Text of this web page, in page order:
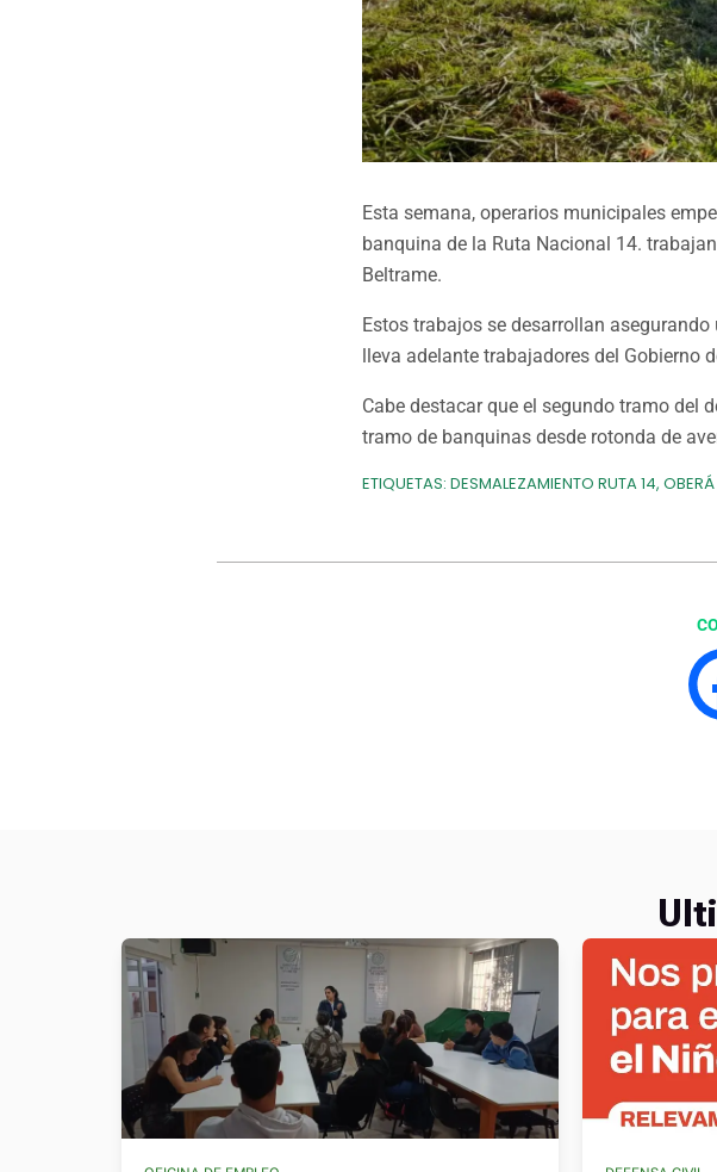
Esta semana, operarios municipales
banquina de la Ruta Nacional 14.
Beltrame.
Estos trabajos se desarrollan
lleva adelante trabajadores del Gobierno
Cabe destacar que el segundo tramo del
tramo de banquinas desde rotonda de
ETIQUETAS: DESMALEZAMIENTO RUTA 14, OBERÁ